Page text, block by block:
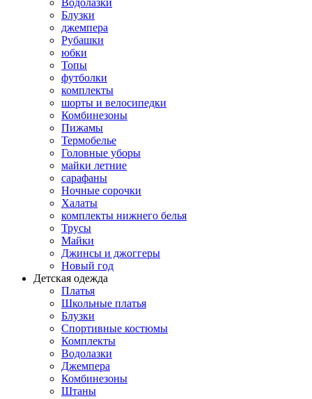
Водолазки
Блузки
джемпера
Рубашки
юбки
Топы
футболки
комплекты
шорты и велосипедки
Комбинезоны
Пижамы
Термобелье
Головные уборы
майки летние
сарафаны
Ночные сорочки
Халаты
комплекты нижнего белья
Трусы
Майки
Джинсы и джоггеры
Новый год
Детская одежда
Платья
Школьные платья
Блузки
Спортивные костюмы
Комплекты
Водолазки
Джемпера
Комбинезоны
Штаны